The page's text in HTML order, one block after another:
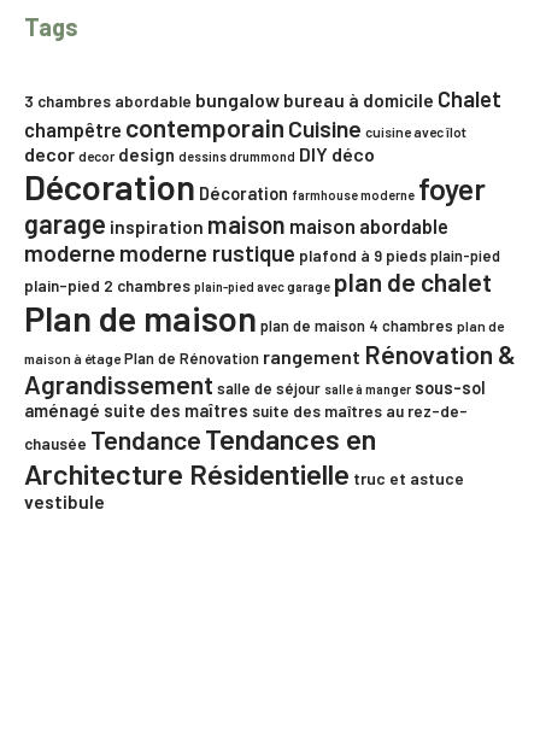
Tags
3 chambres abordable bungalow bureau à domicile Chalet
champêtre contemporain Cuisine cuisine avec îlot
decor decor design dessins drummond DIY déco
Décoration Décoration farmhouse moderne foyer
garage inspiration maison maison abordable
moderne moderne rustique plafond à 9 piedsplain-pied
plain-pied 2 chambres plain-pied avec garage plan de chalet
Plan de maison plan de maison 4 chambres plan de
maison à étage Plan de Rénovation rangement Rénovation &
Agrandissement salle de séjour salle à manger sous-sol
aménagé suite des maîtres suite des maîtres au rez-de-
chausée Tendance Tendances en
Architecture Résidentielle truc et astuce
vestibule